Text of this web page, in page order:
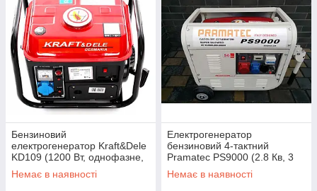
Бензиновий
електрогенератор Kraft&Dele
KD109 (1200 Вт, однофазне,
ручний запуск, Німеччина)
Немає в наявності
Електрогенератор
бензиновий 4-тактний
Pramatec PS9000 (2.8 Кв, 3
фази, 15 л)
Немає в наявності